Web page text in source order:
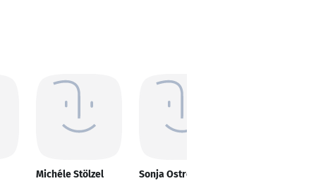
Michéle Stölzel Sonja Ostrowski